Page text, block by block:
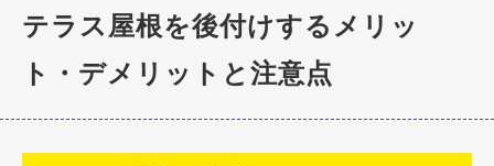
テラス屋根を後付けするメリッ
ト・デメリットと注意点